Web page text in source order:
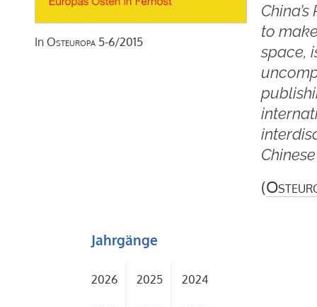
In Osteuropa 5-6/2015
to
space,
(
Jahrgänge
2026 2025 2024